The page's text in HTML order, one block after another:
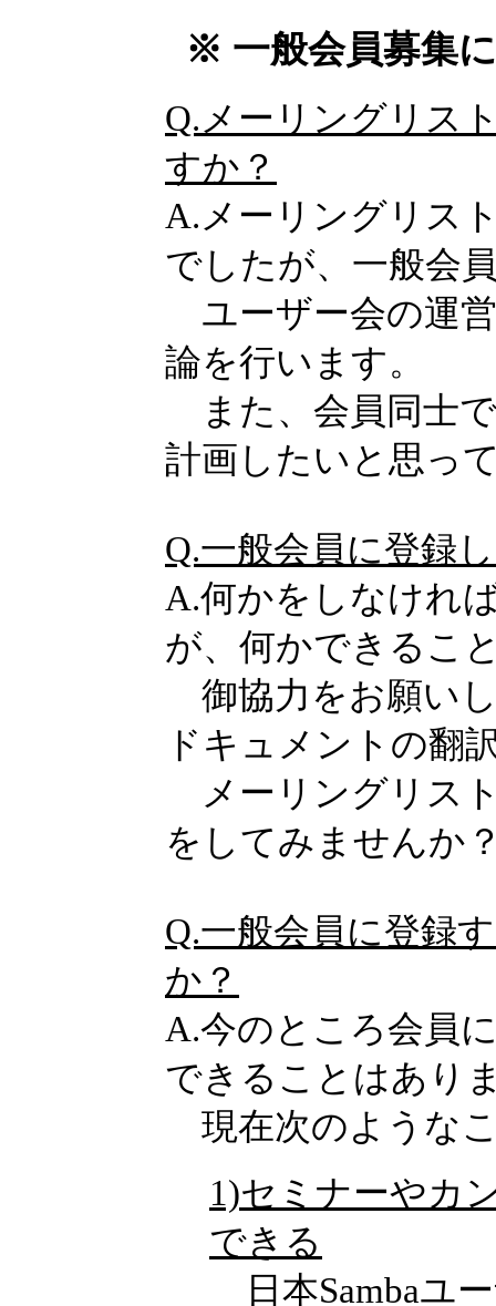
※ 一般会員募集
Q.メーリングリス
すか？
A.メーリングリス
でしたが、一般会
ユーザー会の運
論を行います。
また、会員同士
計画したいと思っ
Q.一般会員に登録
A.何かをしなけれ
が、何かできるこ
御協力をお願い
ドキュメントの翻
メーリングリス
をしてみませんか
Q.一般会員に登録
か？
A.今のところ会員
できることはあり
現在次のような
1)セミナーやカ
できる
日本Sambaユ